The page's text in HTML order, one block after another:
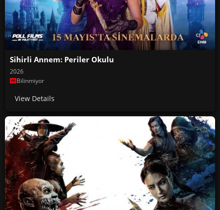
Sihirli Annem: Periler Okulu
2026
Bilinmiyor
View Details